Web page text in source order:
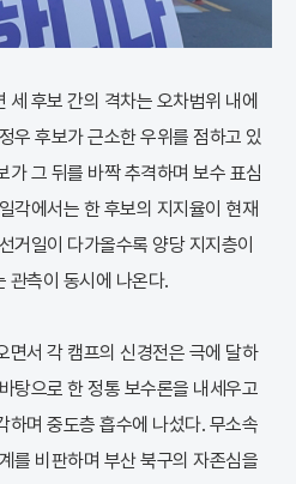
후보 간의 격차는 오차범위 내에
우 후보가 근소한 우위를 점하고 있
가 그 뒤를 바짝 추격하며 보수 표심
각에서는 한 후보의 지지율이 현재
거일이 다가올수록 양당 지지층이
관측이 동시에 나온다.
면서 각 캠프의 신경전은 극에 달하
탕으로 한 정통 보수론을 내세우고
하며 중도층 흡수에 나섰다. 무소속
를 비판하며 부산 북구의 자존심을